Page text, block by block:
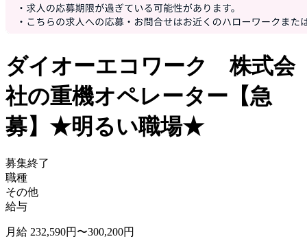
ダイオーエコワーク 株式会
社の重機オペレーター【急
募】★明るい職場★
募集終了
職種
その他
給与
月給 232,590円〜300,200円